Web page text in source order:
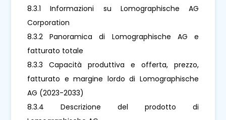
8.3.1 Informazioni su Lomographische AG
Corporation
8.3.2 Panoramica di Lomographische AG e
fatturato totale
8.3.3 Capacità produttiva e offerta, prezzo,
fatturato e margine lordo di Lomographische
AG (2023-2033)
8.3.4 Descrizione del prodotto di